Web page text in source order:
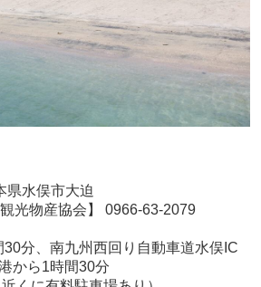
県水俣市大迫
光物産協会】 0966-63-2079
分、南九州西回り自動車道水俣IC
から1時間30分